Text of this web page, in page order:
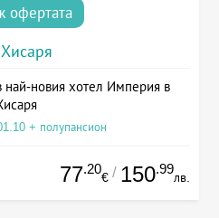
офертата
Хисаря
най-новия хотел Империя в
+ полупансион
77.20
€ / 150.99
лв.